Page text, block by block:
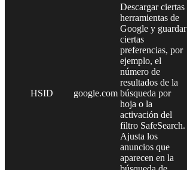
HSID google.com
Descargar ciertas
herramientas de
Google y guardar
ciertas
preferencias, por
ejemplo, el
número de
resultados de la
búsqueda por
hoja o la
activación del
filtro SafeSearch.
Ajusta los
anuncios que
aparecen en la